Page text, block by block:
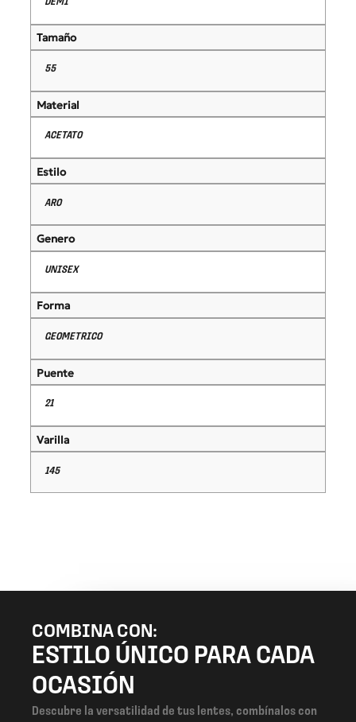
Tamaño
55
Material
ACETATO
Estilo
ARO
Genero
UNISEX
Forma
GEOMETRICO
Puente
21
Varilla
145
COMBINA CON:
ESTILO ÚNICO PARA CADA
OCASIÓN
Descubre la versatilidad de tus lentes, combínalos con